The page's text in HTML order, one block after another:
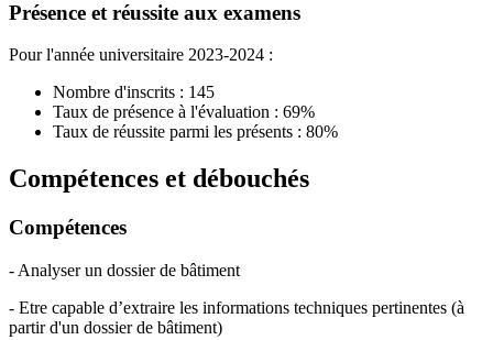
Présence et réussite aux examens
Pour l'année universitaire 2023-2024 :
Nombre d'inscrits : 145
Taux de présence à l'évaluation : 69%
Taux de réussite parmi les présents : 80%
Compétences et débouchés
Compétences
- Analyser un dossier de bâtiment
- Etre capable d’extraire les informations techniques pertinentes (à
partir d'un dossier de bâtiment)